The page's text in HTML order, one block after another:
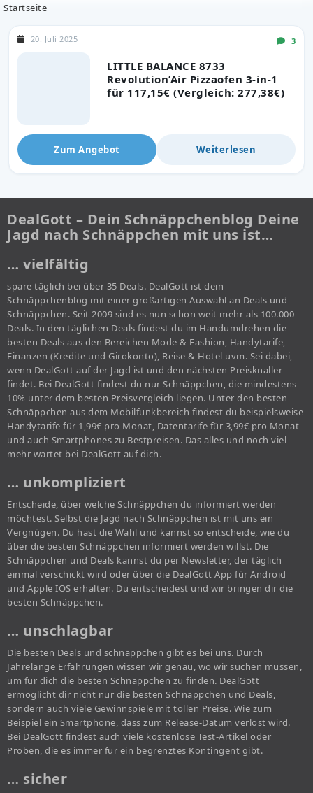
Startseite
LITTLE BALANCE 8733
Revolution’Air Pizzaofen 3-in-1
für 117,15€ (Vergleich: 277,38€)
20. Juli 2025 3
Zum Angebot Weiterlesen
DealGott – Dein Schnäppchenblog Deine
Jagd nach Schnäppchen mit uns ist…
… vielfältig
spare täglich bei über 35 Deals. DealGott ist dein
Schnäppchenblog mit einer großartigen Auswahl an Deals und
Schnäppchen. Seit 2009 sind es nun schon weit mehr als 100.000
Deals. In den täglichen Deals findest du im Handumdrehen die
besten Deals aus den Bereichen Mode & Fashion, Handytarife,
Finanzen (Kredite und Girokonto), Reise & Hotel uvm. Sei dabei,
wenn DealGott auf der Jagd ist und den nächsten Preisknaller
findet. Bei DealGott findest du nur Schnäppchen, die mindestens
10% unter dem besten Preisvergleich liegen. Unter den besten
Schnäppchen aus dem Mobilfunkbereich findest du beispielsweise
Handytarife für 1,99€ pro Monat, Datentarife für 3,99€ pro Monat
und auch Smartphones zu Bestpreisen. Das alles und noch viel
mehr wartet bei DealGott auf dich.
… unkompliziert
Entscheide, über welche Schnäppchen du informiert werden
möchtest. Selbst die Jagd nach Schnäppchen ist mit uns ein
Vergnügen. Du hast die Wahl und kannst so entscheide, wie du
über die besten Schnäppchen informiert werden willst. Die
Schnäppchen und Deals kannst du per Newsletter, der täglich
einmal verschickt wird oder über die DealGott App für Android
und Apple IOS erhalten. Du entscheidest und wir bringen dir die
besten Schnäppchen.
… unschlagbar
Die besten Deals und schnäppchen gibt es bei uns. Durch
Jahrelange Erfahrungen wissen wir genau, wo wir suchen müssen,
um für dich die besten Schnäppchen zu finden. DealGott
ermöglicht dir nicht nur die besten Schnäppchen und Deals,
sondern auch viele Gewinnspiele mit tollen Preise. Wie zum
Beispiel ein Smartphone, dass zum Release-Datum verlost wird.
Bei DealGott findest auch viele kostenlose Test-Artikel oder
Proben, die es immer für ein begrenztes Kontingent gibt.
… sicher